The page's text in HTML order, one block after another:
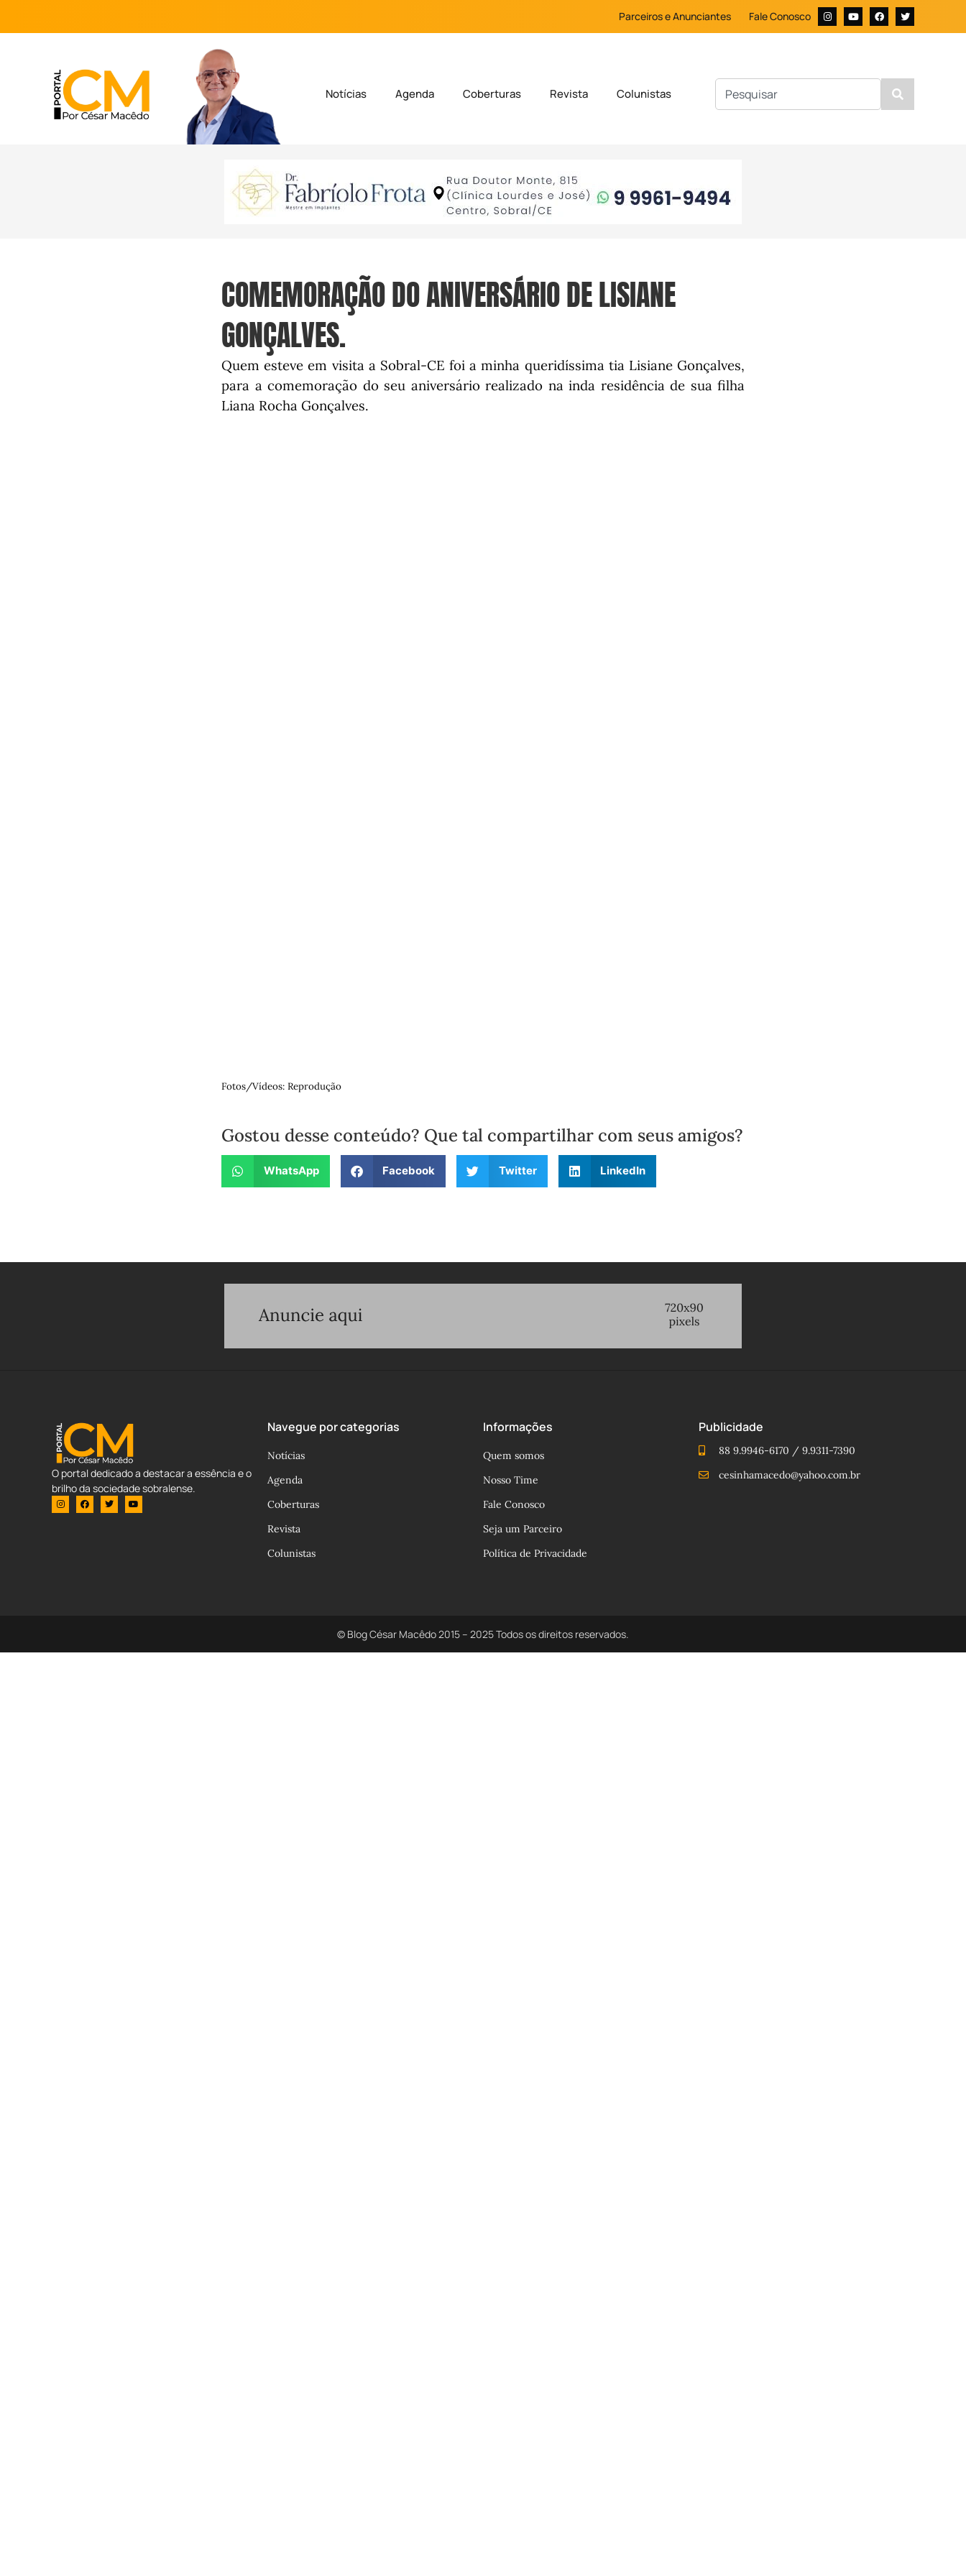
Parceiros e Anunciantes Fale Conosco
Notícias Agenda Coberturas Revista Colunistas
COMEMORAÇÃO DO ANIVERSÁRIO DE LISIANE
GONÇALVES.
Quem esteve em visita a Sobral-CE foi a minha queridíssima tia Lisiane Gonçalves,
para a comemoração do seu aniversário realizado na inda residência de sua filha
Liana Rocha Gonçalves.
Fotos/Vídeos: Reprodução
Gostou desse conteúdo? Que tal compartilhar com seus amigos?
WhatsApp Facebook Twitter LinkedIn
O portal dedicado a destacar a essência e o
brilho da sociedade sobralense.
Navegue por categorias
Notícias
Agenda
Coberturas
Revista
Colunistas
Informações
Quem somos
Nosso Time
Fale Conosco
Seja um Parceiro
Política de Privacidade
Publicidade
88 9.9946-6170 / 9.9311-7390
cesinhamacedo@yahoo.com.br
© Blog César Macêdo 2015 – 2025 Todos os direitos reservados.